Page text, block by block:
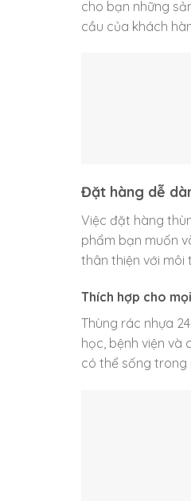
cho bạn những
cầu của khách
Đặt hàng dễ
Việc đặt hàng
phẩm bạn muốn
thân thiện với môi
Thích hợp cho
Thùng rác nhựa
học, bệnh viện
có thể sống trong